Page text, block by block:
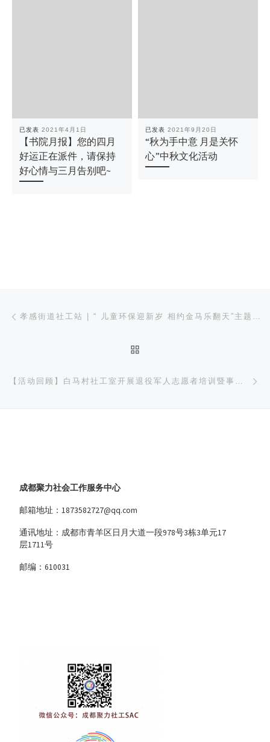
已发表 2021年4月1日
【书院月报】您的四月
好运正在派件，请保持
好心情与三月告别吧~
已发表 2021年9月20日
“秋为手中意 月是关怀
心”中秋文化活动
文章导航 孝感街道社工站 | “ 儿童环保迎新岁 相约金马乐翻天”主题活动
【活动回顾】白马村社工室开展退役军人志愿者培训暨事迹分享会
成都聚力社会工作服务中心
邮箱地址：1873582727@qq.com
通讯地址：成都市青羊区日月大道一段978号3栋3单元17
层1711号
邮编：610031